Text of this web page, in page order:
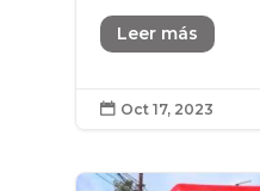
Leer más
 Oct 17, 2023